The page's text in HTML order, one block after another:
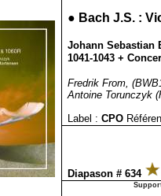
● Bach J.S. :
Johann Sebastian
1041-1043 +
Fredrik From,
Antoine Torunczyk
Label : CPO
Diapason # 634